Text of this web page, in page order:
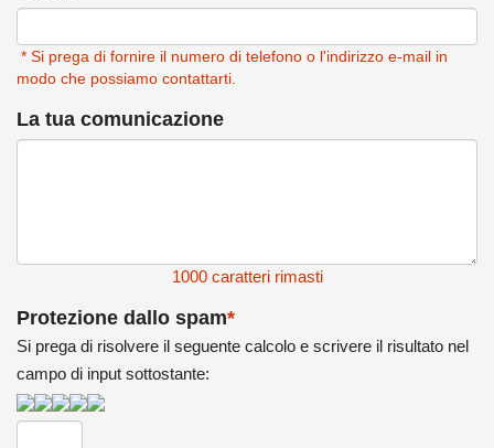
* Si prega di fornire il numero di telefono o l'indirizzo e-mail in
modo che possiamo contattarti.
La tua comunicazione
1000caratteri rimasti
Protezione dallo spam*
Si prega di risolvere il seguente calcolo e scrivere il risultato nel
campo di input sottostante: